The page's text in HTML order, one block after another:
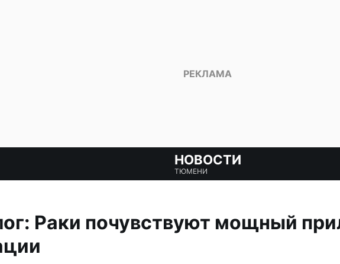
НОВОСТИ
ТЮМЕНИ
Раки почувствуют мощный